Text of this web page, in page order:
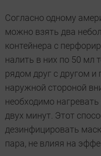
Согласно одному
можно взять два
контейнера с
налить в них по 50 мл
рядом друг с другом
наружной стороной
необходимо
двух минут. Этот
дезинфицировать
пара, не влияя на